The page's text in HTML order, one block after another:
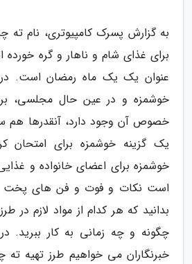
به گزارش پسرک کامپیوتری، نام
برای غذای شام و ناهار و گره
عنوان یک یک ماه رمضان است.
خوشمزه و در عین حال مجلسی،
خصوص آن وجود دارد، آنقدرها
یک گزینه خوشمزه برای امتحان
خوشمزه برای اعضای خانواده و
است نکات و فوت و فن های پخت
بدانید که هر کدام از مواد لازم در
چگونه و چه زمانی به کار ببرید.
خبرنگاران می خواهیم طرز تهیه